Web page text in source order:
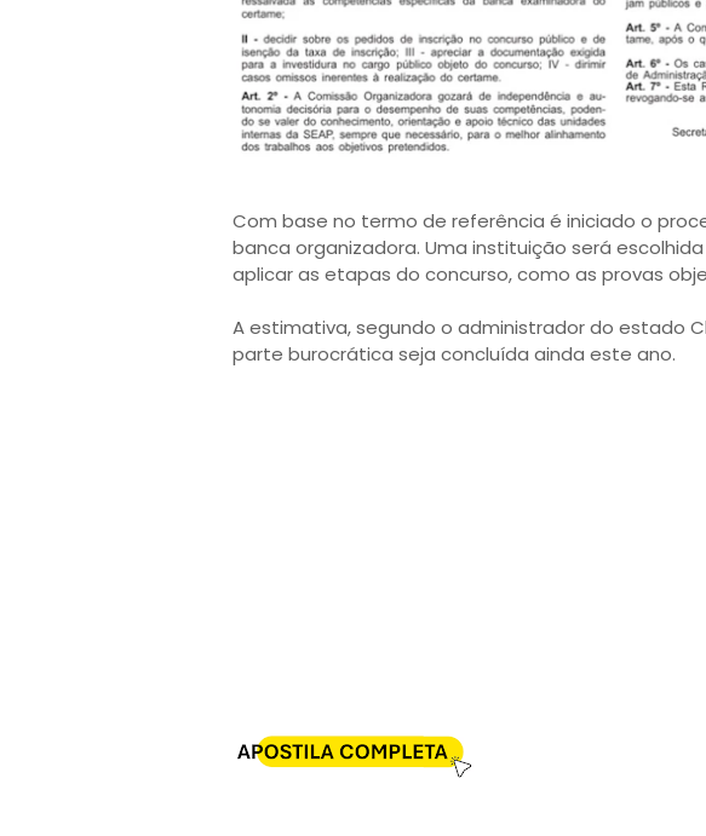
Com base no termo de referência é iniciado o
banca organizadora. Uma instituição será
aplicar as etapas do concurso, como as provas
A estimativa, segundo o administrador do estado
parte burocrática seja concluída ainda este ano.